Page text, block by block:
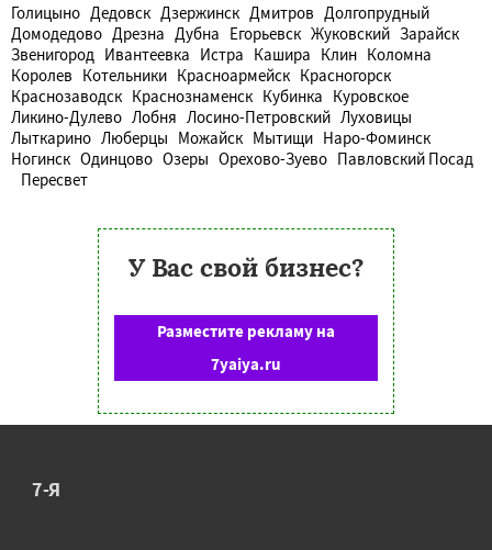
Голицыно Дедовск Дзержинск Дмитров Долгопрудный
Домодедово Дрезна Дубна Егорьевск Жуковский Зарайск
Звенигород Ивантеевка Истра Кашира Клин Коломна
Королев Котельники Красноармейск Красногорск
Краснозаводск Краснознаменск Кубинка Куровское
Ликино-Дулево Лобня Лосино-Петровский Луховицы
Лыткарино Люберцы Можайск Мытищи Наро-Фоминск
Ногинск Одинцово Озеры Орехово-Зуево Павловский Посад
Пересвет
У Вас свой бизнес?
Разместите рекламу на
7yaiya.ru
7-Я